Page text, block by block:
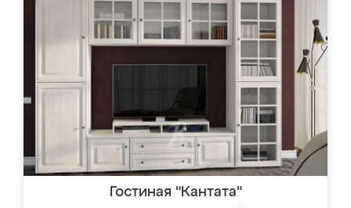
Гостиная "Кантата"